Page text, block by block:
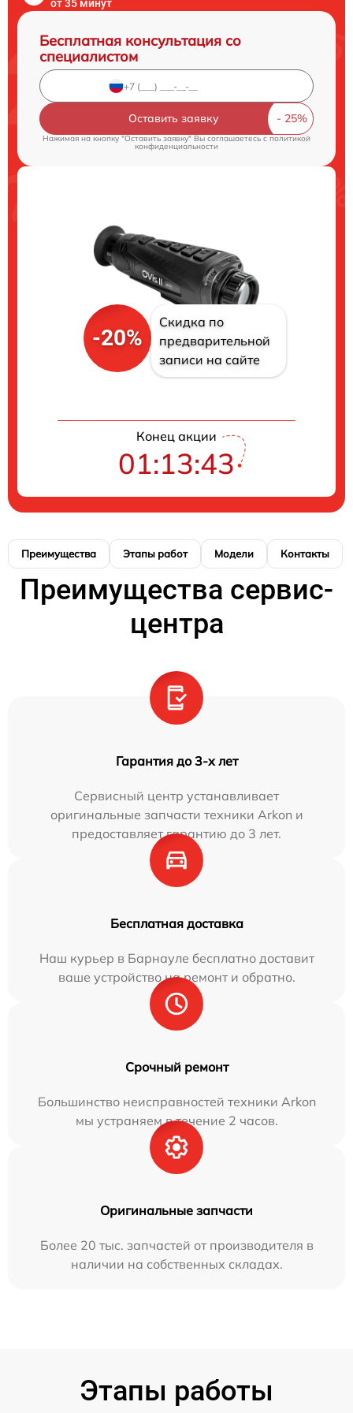
от 35 минут
Бесплатная консультация со
специалистом
Оставить заявку
Нажимая на кнопку "Оставить заявку" Вы соглашаетесь c политикой
конфиденциальности
-20%
Скидка по
предварительной
записи на сайте
Конец акции
01:13:42
Преимущества Этапы работ Модели Контакты
Преимущества сервис-
центра
Гарантия до 3-х лет
Сервисный центр устанавливает
оригинальные запчасти техники Arkon и
предоставляет гарантию до 3 лет.
Бесплатная доставка
Наш курьер в Барнауле бесплатно доставит
ваше устройство на ремонт и обратно.
Срочный ремонт
Большинство неисправностей техники Arkon
мы устраняем в течение 2 часов.
Оригинальные запчасти
Более 20 тыс. запчастей от производителя в
наличии на собственных складах.
Этапы работы